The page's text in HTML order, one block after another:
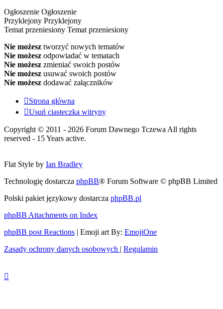
Ogłoszenie Ogłoszenie
Przyklejony Przyklejony
Temat przeniesiony Temat przeniesiony
Nie możesz tworzyć nowych tematów
Nie możesz odpowiadać w tematach
Nie możesz zmieniać swoich postów
Nie możesz usuwać swoich postów
Nie możesz dodawać załączników
Strona główna
Usuń ciasteczka witryny
Copyright © 2011 - 2026 Forum Dawnego Tczewa All rights
reserved - 15 Years active.
Flat Style by Ian Bradley
Technologię dostarcza phpBB® Forum Software © phpBB Limited
Polski pakiet językowy dostarcza phpBB.pl
phpBB Attachments on Index
phpBB post Reactions | Emoji art By: EmojiOne
Zasady ochrony danych osobowych | Regulamin